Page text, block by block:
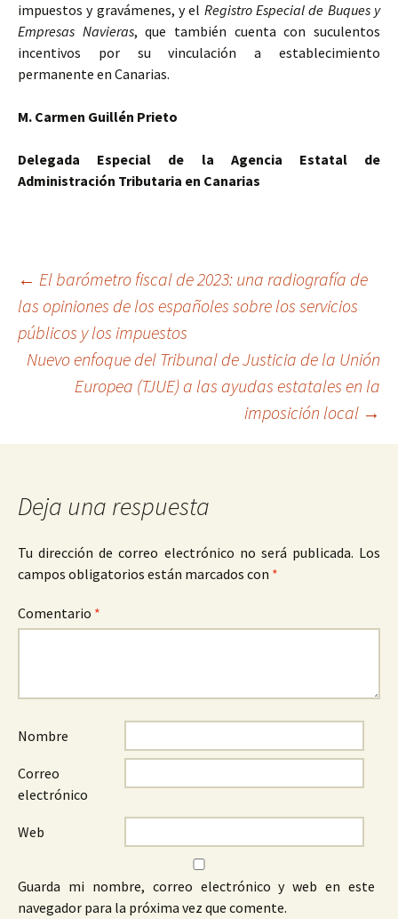
impuestos y gravámenes, y el Registro Especial de Buques y
Empresas Navieras, que también cuenta con suculentos
incentivos por su vinculación a establecimiento
permanente en Canarias.
M. Carmen Guillén Prieto
Delegada Especial de la Agencia Estatal de
Administración Tributaria en Canarias
Navegación
de
entradas
← El barómetro fiscal de 2023: una radiografía de
las opiniones de los españoles sobre los servicios
públicos y los impuestos
Nuevo enfoque del Tribunal de Justicia de la Unión
Europea (TJUE) a las ayudas estatales en la
imposición local →
Deja una respuesta
Tu dirección de correo electrónico no será publicada. Los
campos obligatorios están marcados con *
Comentario *
Nombre
Correo
electrónico
Web
Guarda mi nombre, correo electrónico y web en este
navegador para la próxima vez que comente.